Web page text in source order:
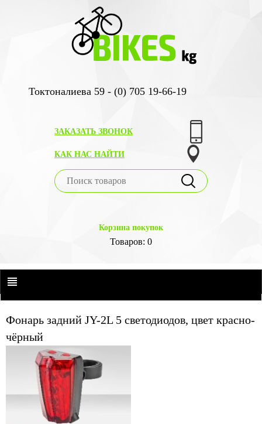
Токтоналиева 59 - (0) 705 19-66-19
ЗАКАЗАТЬ ЗВОНОК
КАК НАС НАЙТИ
Корзина покупок
Товаров: 0
Фонарь задний JY-2L 5 светодиодов, цвет красно-
чёрный